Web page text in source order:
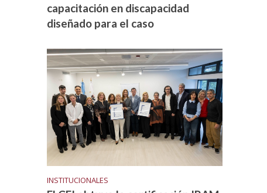
capacitación en discapacidad
diseñado para el caso
INSTITUCIONALES